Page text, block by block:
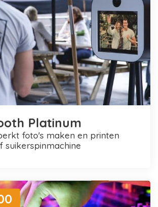
Platinum
suikerspinmachine